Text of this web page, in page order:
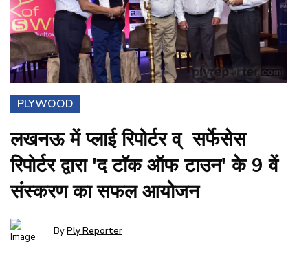
PLYWOOD
लखनऊ में प्लाई रिपोर्टर व् सर्फेसेस
रिपोर्टर द्वारा 'द टॉक ऑफ टाउन' के 9 वें
संस्करण का सफल आयोजन
ByPly Reporter